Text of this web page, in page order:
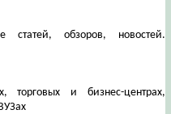
статей, обзоров, новостей.
торговых и бизнес-центрах,